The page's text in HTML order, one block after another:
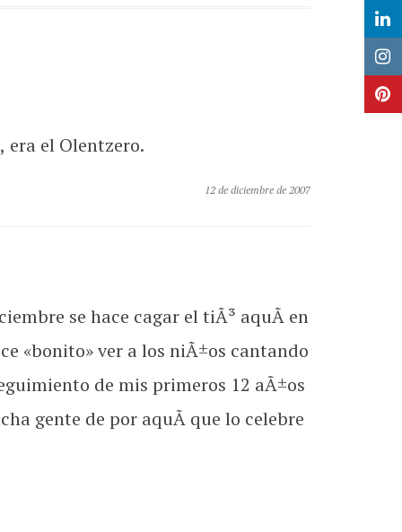
era el Olentzero.
12 de diciembre de 2007
se hace cagar el tiÃ³ aquÃ­ en
«bonito» ver a los niÃ±os cantando
de mis primeros 12 aÃ±os
gente de por aquÃ­ que lo celebre